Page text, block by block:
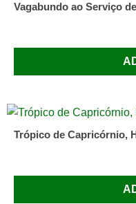
Vagabundo ao Serviço
Trópico de Capricórnio,